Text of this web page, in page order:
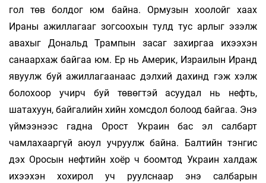
гол төв болдог юм байна. Ормузын хоолойг хаах
Ираны ажиллагааг зогсоохын тулд тус арлыг эзэлж
авахыг Дональд Трампын засаг захиргаа ихээхэн
санаархаж байгаа юм. Ер нь Америк, Израилын Иранд
явуулж буй ажиллагаанаас дэлхий дахинд гэж хэлж
болохоор учирч буй төвөгтэй асуудал нь нефть,
шатахуун, байгалийн хийн хомсдол болоод байгаа. Энэ
үймээнээс гадна Орост Украин бас эл салбарт
чамлахааргүй аюул учруулж байна. Балтийн тэнгис
дэх Оросын нефтийн хоёр ч боомтод Украин халдаж
ихээхэн хохирол уч­ руулснаар энэ салбарын